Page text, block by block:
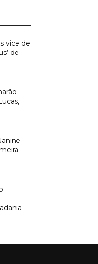
vice de
de